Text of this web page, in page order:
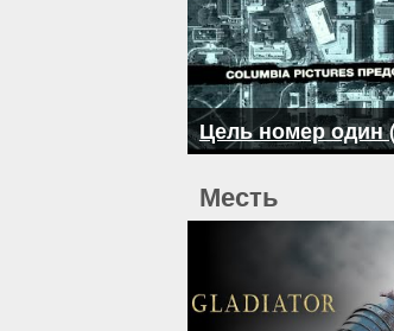
Цель номер один
Месть